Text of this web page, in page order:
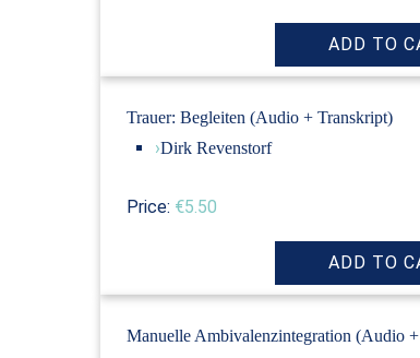
Trauer: Begleiten (Audio + Transkript)
›Dirk Revenstorf
Price: €5.50
Manuelle Ambivalenzintegration (Audio +